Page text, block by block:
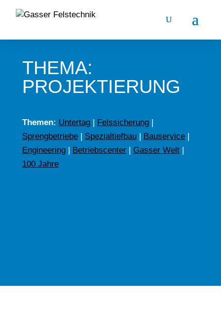
THEMA:
PROJEKTIERUNG
Themen: Untertag| Felssicherung|
Sprengbetriebe| Spezialtiefbau| Bauservice|
Engineering| Betriebscenter| Gasser Welt|
100 Jahre